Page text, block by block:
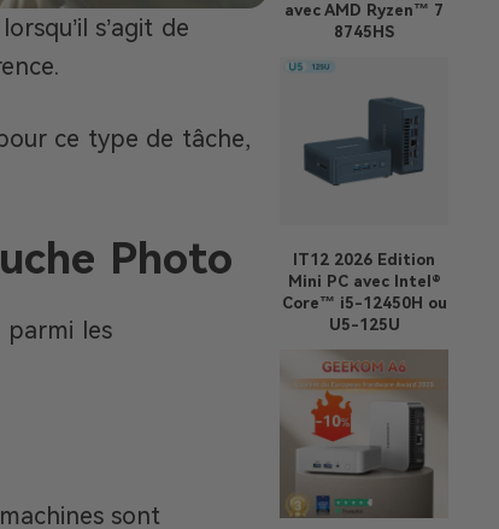
s’agit de
ce type de tâche,
Photo
les
sont
avec AMD Ryzen™ 7
8745HS
IT12 2026 Edition
Mini PC avec Intel®
Core™ i5-12450H ou
U5-125U